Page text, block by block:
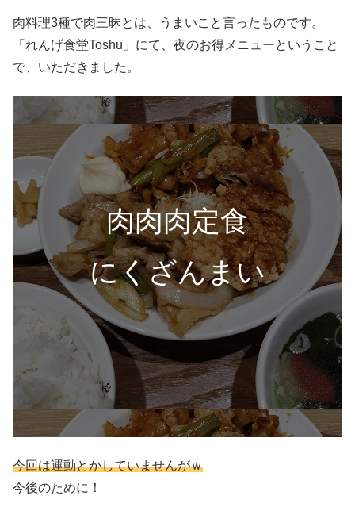
肉料理3種で肉三昧とは、うまいこと言ったものです。
「れんげ食堂Toshu」にて、夜のお得メニューということ
で、いただきました。
肉肉肉定食
にくざんまい
今回は運動とかしていませんがｗ
今後のために！